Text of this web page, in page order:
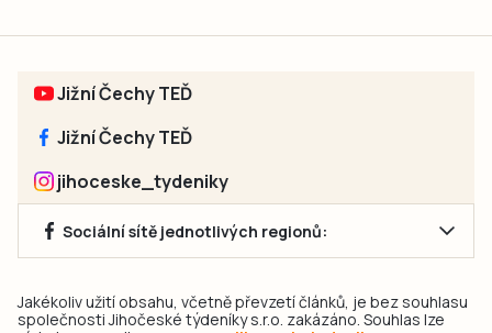
Jižní Čechy TEĎ
Jižní Čechy TEĎ
jihoceske_tydeniky
Sociální sítě jednotlivých regionů:
Jakékoliv užití obsahu, včetně převzetí článků, je bez souhlasu
společnosti Jihočeské týdeníky s.r.o. zakázáno. Souhlas lze